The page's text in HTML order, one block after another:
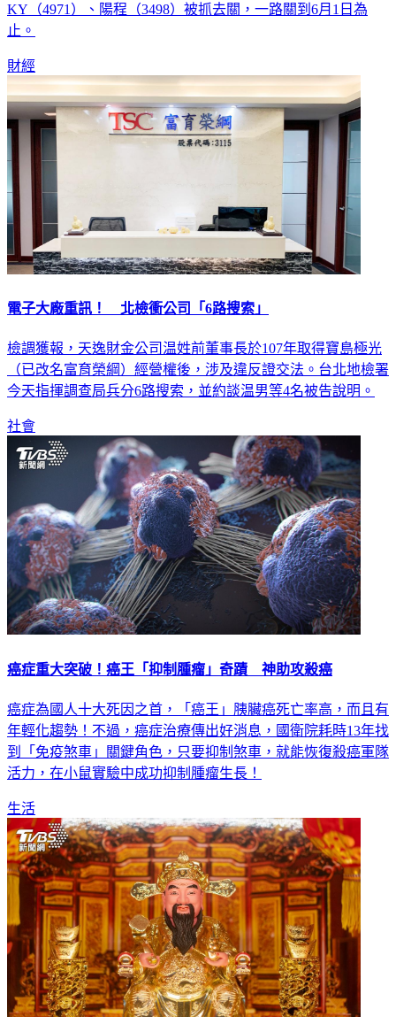
KY（4971）、陽程（3498）被抓去關，一路關到6月1日為
止。
財經
電子大廠重訊！ 北檢衝公司「6路搜索」
檢調獲報，天逸財金公司温姓前董事長於107年取得寶島極光
（已改名富育榮綱）經營權後，涉及違反證交法。台北地檢署
今天指揮調查局兵分6路搜索，並約談温男等4名被告說明。
社會
癌症重大突破！癌王「抑制腫瘤」奇蹟 神助攻殺癌
癌症為國人十大死因之首，「癌王」胰臟癌死亡率高，而且有
年輕化趨勢！不過，癌症治療傳出好消息，國衛院耗時13年找
到「免疫煞車」關鍵角色，只要抑制煞車，就能恢復殺癌軍隊
活力，在小鼠實驗中成功抑制腫瘤生長！
生活